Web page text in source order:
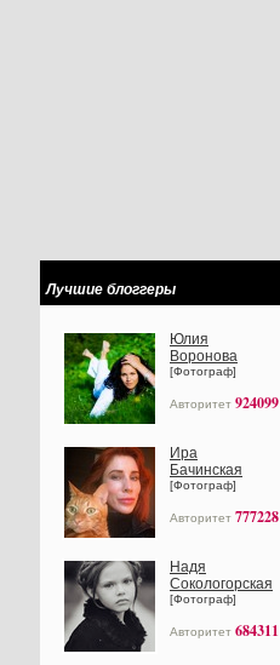
Лучшие блоггеры
Юлия
Воронова
[Фотограф]
Авторитет 924099
Ира
Бачинская
[Фотограф]
Авторитет 777228
Надя
Сокологорская
[Фотограф]
Авторитет 684311